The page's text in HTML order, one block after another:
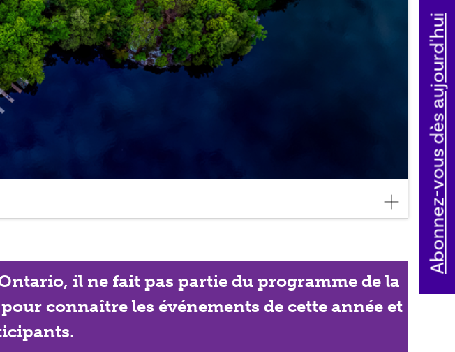
il ne fait pas partie du programme de la
connaître les événements de cette année et
Abonnez-vous dès aujourd'hui